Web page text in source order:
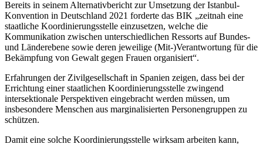
Bereits in seinem Alternativbericht zur Umsetzung der Istanbul-
Konvention in Deutschland 2021 forderte das BIK „zeitnah eine
staatliche Koordinierungsstelle einzusetzen, welche die
Kommunikation zwischen unterschiedlichen Ressorts auf Bundes-
und Länderebene sowie deren jeweilige (Mit-)Verantwortung für die
Bekämpfung von Gewalt gegen Frauen organisiert“.
Erfahrungen der Zivilgesellschaft in Spanien zeigen, dass bei der
Errichtung einer staatlichen Koordinierungsstelle zwingend
intersektionale Perspektiven eingebracht werden müssen, um
insbesondere Menschen aus marginalisierten Personengruppen zu
schützen.
Damit eine solche Koordinierungsstelle wirksam arbeiten kann,